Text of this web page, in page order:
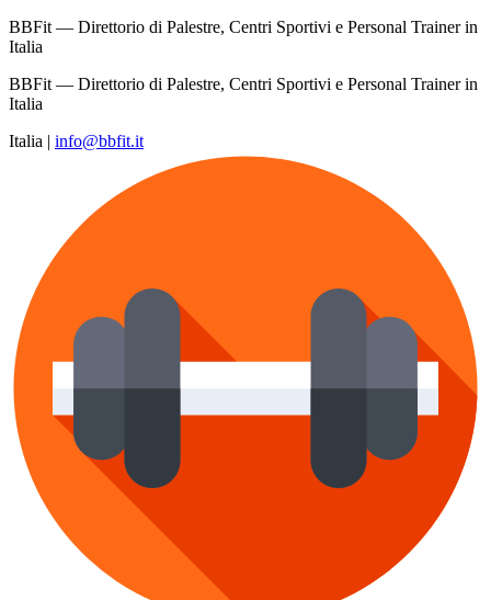
BBFit — Direttorio di Palestre, Centri Sportivi e Personal Trainer in
Italia
BBFit — Direttorio di Palestre, Centri Sportivi e Personal Trainer in
Italia
Italia | info@bbfit.it